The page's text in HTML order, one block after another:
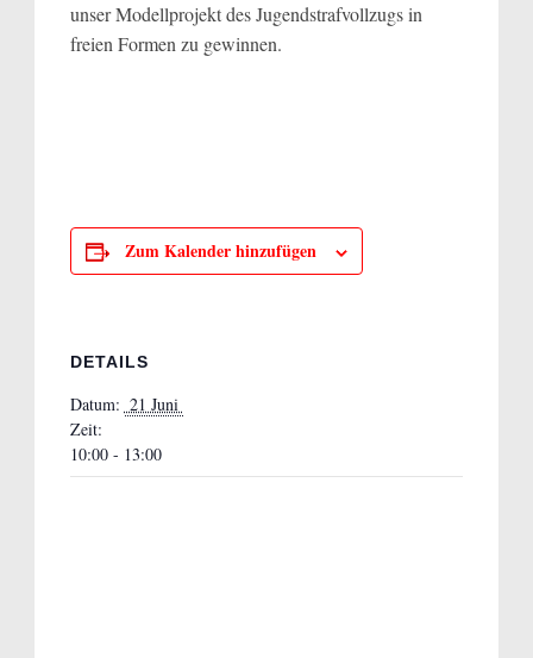
unser Modellprojekt des Jugendstrafvollzugs in
freien Formen zu gewinnen.
Zum Kalender hinzufügen
DETAILS
Datum: 21 Juni
Zeit:
10:00 - 13:00